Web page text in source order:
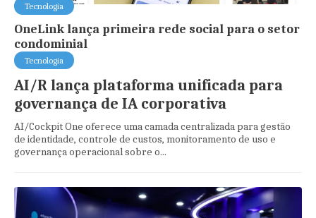
Tecnologia
OneLink lança primeira rede social para o setor
condominial
Tecnologia
AI/R lança plataforma unificada para
governança de IA corporativa
AI/Cockpit One oferece uma camada centralizada para gestão
de identidade, controle de custos, monitoramento de uso e
governança operacional sobre o...